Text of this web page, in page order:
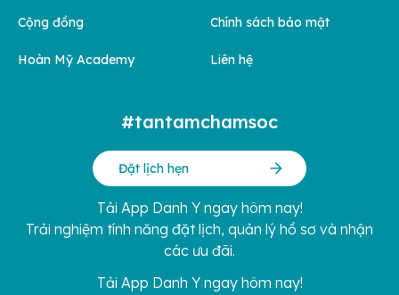
Cộng đồng
Hoàn Mỹ Academy
Chính sách bảo mật
Liên hệ
#tantamchamsoc
Đặt lịch hẹn
Tải App Danh Y ngay hôm nay!
Trải nghiệm tính năng đặt lịch, quản lý hồ sơ và nhận
các ưu đãi.
Tải App Danh Y ngay hôm nay!